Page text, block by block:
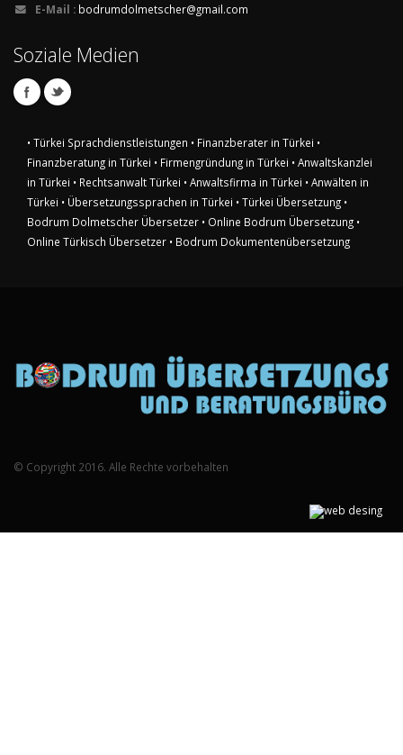
E-Mail : bodrumdolmetscher@gmail.com
Soziale Medien
• Türkei Sprachdienstleistungen • Finanzberater in Türkei •
Finanzberatung in Türkei • Firmengründung in Türkei • Anwaltskanzlei
in Türkei • Rechtsanwalt Türkei • Anwaltsfirma in Türkei • Anwälten in
Türkei • Übersetzungssprachen in Türkei • Türkei Übersetzung •
Bodrum Dolmetscher Übersetzer • Online Bodrum Übersetzung •
Online Türkisch Übersetzer • Bodrum Dokumentenübersetzung
© Copyright 2016. Alle Rechte vorbehalten